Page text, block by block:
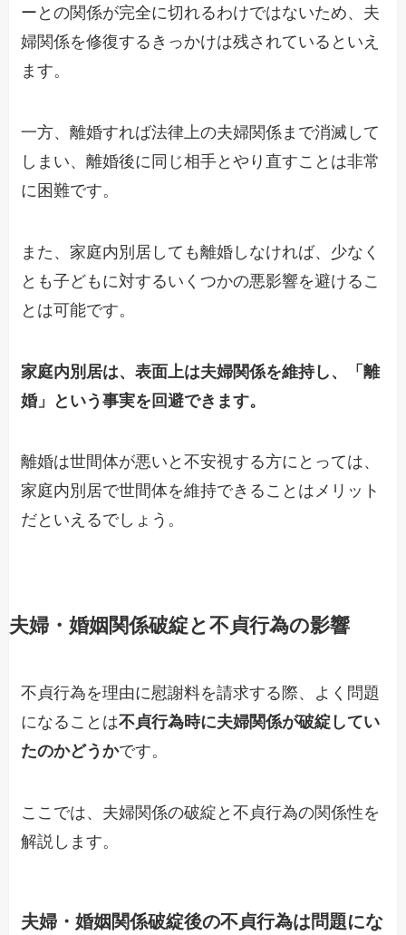
ーとの関係が完全に切れるわけではないため、夫
婦関係を修復するきっかけは残されているといえ
ます。
一方、離婚すれば法律上の夫婦関係まで消滅して
しまい、離婚後に同じ相手とやり直すことは非常
に困難です。
また、家庭内別居しても離婚しなければ、少なく
とも子どもに対するいくつかの悪影響を避けるこ
とは可能です。
家庭内別居は、表面上は夫婦関係を維持し、「離
婚」という事実を回避できます。
離婚は世間体が悪いと不安視する方にとっては、
家庭内別居で世間体を維持できることはメリット
だといえるでしょう。
夫婦・婚姻関係破綻と不貞行為の影響
不貞行為を理由に慰謝料を請求する際、よく問題
になることは不貞行為時に夫婦関係が破綻してい
たのかどうかです。
ここでは、夫婦関係の破綻と不貞行為の関係性を
解説します。
夫婦・婚姻関係破綻後の不貞行為は問題にな